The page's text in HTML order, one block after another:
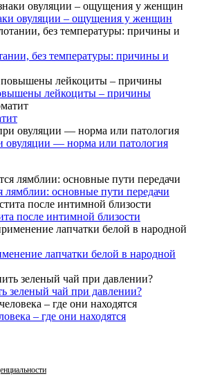
овуляции – ощущения у женщин
без температуры: причины и
лейкоциты – причины
овуляции — норма или патология
лямблии: основные пути передачи
после интимной близости
лапчатки белой в народной
зеленый чай при давлении?
– где они находятся